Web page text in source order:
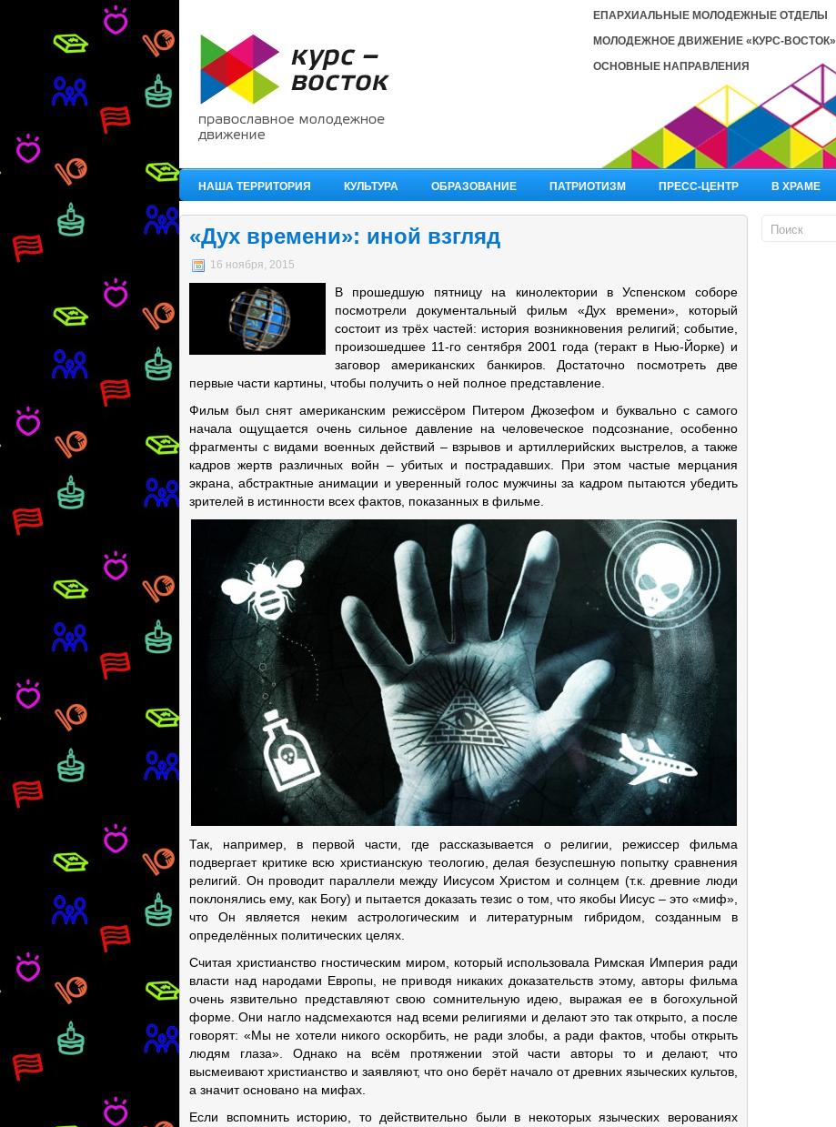
ЕПАРХИАЛЬНЫЕ МОЛОДЕЖНЫЕ ОТДЕЛЫ
МОЛОДЕЖНОЕ ДВИЖЕНИЕ «КУРС-ВОСТОК»
ОСНОВНЫЕ НАПРАВЛЕНИЯ
НАША ТЕРРИТОРИЯ КУЛЬТУРА ОБРАЗОВАНИЕ ПАТРИОТИЗМ ПРЕСС-ЦЕНТР В ХРАМЕ
«Дух времени»: иной взгляд
16 ноября, 2015
В прошедшую пятницу на кинолектории в Успенском соборе
посмотрели документальный фильм «Дух времени», который
состоит из трёх частей: история возникновения религий; событие,
произошедшее 11-го сентября 2001 года (теракт в Нью-Йорке) и
заговор американских банкиров. Достаточно посмотреть две
первые части картины, чтобы получить о ней полное представление.
Фильм был снят американским режиссёром Питером Джозефом и буквально с самого
начала ощущается очень сильное давление на человеческое подсознание, особенно
фрагменты с видами военных действий – взрывов и артиллерийских выстрелов, а также
кадров жертв различных войн – убитых и пострадавших. При этом частые мерцания
экрана, абстрактные анимации и уверенный голос мужчины за кадром пытаются убедить
зрителей в истинности всех фактов, показанных в фильме.
Так, например, в первой части, где рассказывается о религии, режиссер фильма
подвергает критике всю христианскую теологию, делая безуспешную попытку сравнения
религий. Он проводит параллели между Иисусом Христом и солнцем (т.к. древние люди
поклонялись ему, как Богу) и пытается доказать тезис о том, что якобы Иисус – это «миф»,
что Он является неким астрологическим и литературным гибридом, созданным в
определённых политических целях.
Считая христианство гностическим миром, который использовала Римская Империя ради
власти над народами Европы, не приводя никаких доказательств этому, авторы фильма
очень язвительно представляют свою сомнительную идею, выражая ее в богохульной
форме. Они нагло надсмехаются над всеми религиями и делают это так открыто, а после
говорят: «Мы не хотели никого оскорбить, не ради злобы, а ради фактов, чтобы открыть
людям глаза». Однако на всём протяжении этой части авторы то и делают, что
высмеивают христианство и заявляют, что оно берёт начало от древних языческих культов,
а значит основано на мифах.
Если вспомнить историю, то действительно были в некоторых языческих верованиях